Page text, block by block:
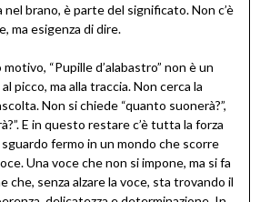
brano, è parte del significato. Non c’è
ma esigenza di dire.
“Pupille d’alabastro” non è un
picco, ma alla traccia. Non cerca la
Non si chiede “quanto suonerà?”,
E in questo restare c’è tutta la forza
fermo in un mondo che scorre
Una voce che non si impone, ma si fa
che, senza alzare la voce, sta trovando il